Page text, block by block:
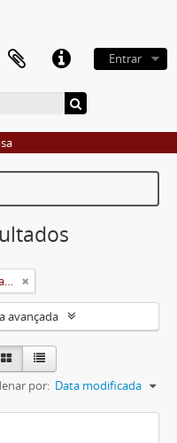
Entrar
Universidade Rural do Estado de Minas Gerais (Uremg)
avançada
por: Data modificada